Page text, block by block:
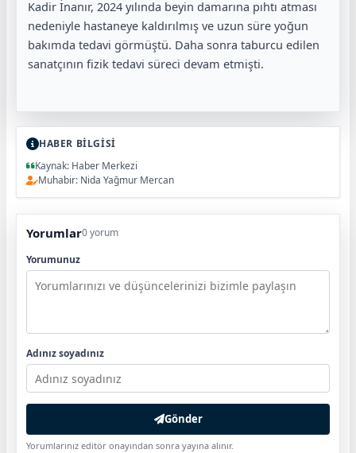
Kadir İnanır, 2024 yılında beyin damarına pıhtı atması
nedeniyle hastaneye kaldırılmış ve uzun süre yoğun
bakımda tedavi görmüştü. Daha sonra taburcu edilen
sanatçının fizik tedavi süreci devam etmişti.
HABER BİLGİSİ
Kaynak: Haber Merkezi
Muhabir: Nida Yağmur Mercan
Yorumlar0 yorum
Yorumunuz
Adınız soyadınız
Gönder
Yorumlarınız editör onayından sonra yayına alınır.